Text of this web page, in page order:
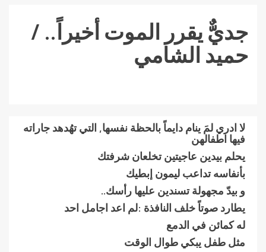
جديٌّ يقرر الموت أخيراً.. /
حميد الشامي
لا ادري لمَ ينام دايماً بالحظة نفسها, التي تهُدهد جاراته
فيها اطفالهن
يحلم بيدين عاجيتين تخلعان شرفتك
بأنفاسه تداعب ليمون إبطيك
و بيدّ مجهولة تسندين عليها رأسك..
يطارد صوتاً خلف النافذة :لم اعد اجامل احد
له كمائن في الدمع
مثل طفل يبكي طوال الوقت